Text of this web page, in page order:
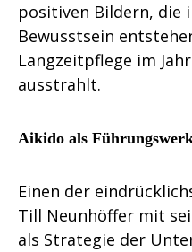
positiven Bildern, die
Bewusstsein
Langzeitpflege im
ausstrahlt.
Aikido als
Einen der
Till Neunhöffer mit
als Strategie der